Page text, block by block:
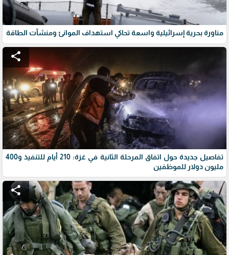
مناورة بحرية إسرائيلية واسعة تحاكي استهداف الموانئ ومنشآت الطاقة
share
تفاصيل جديدة حول اتفاق المرحلة الثانية في غزة: 210 أيام للتنفيذ و400
مليون دولار للموظفين
share